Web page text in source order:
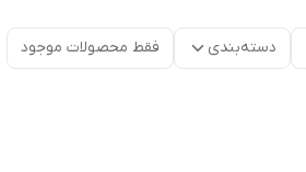
دسته‌بندی فقط محصولات موجود